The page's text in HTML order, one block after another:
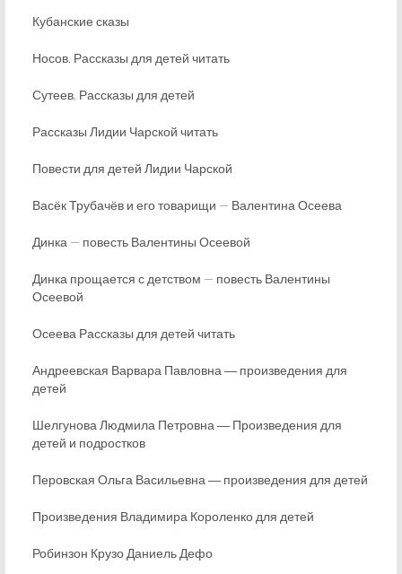
Кубанские сказы
Носов. Рассказы для детей читать
Сутеев. Рассказы для детей
Рассказы Лидии Чарской читать
Повести для детей Лидии Чарской
Васёк Трубачёв и его товарищи — Валентина Осеева
Динка — повесть Валентины Осеевой
Динка прощается с детством — повесть Валентины
Осеевой
Осеева Рассказы для детей читать
Андреевская Варвара Павловна ― произведения для
детей
Шелгунова Людмила Петровна ― Произведения для
детей и подростков
Перовская Ольга Васильевна ― произведения для детей
Произведения Владимира Короленко для детей
Робинзон Крузо Даниель Дефо